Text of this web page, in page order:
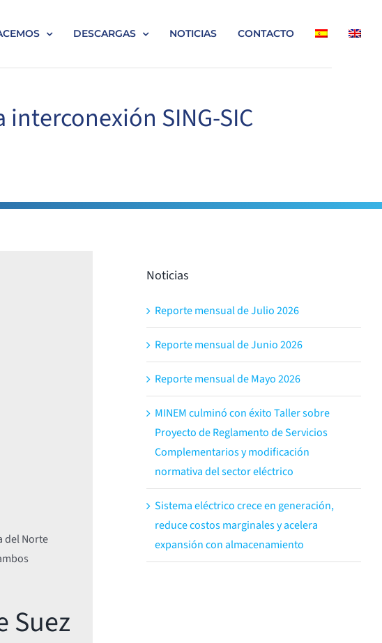
DESCARGAS NOTICIAS CONTACTO
SING-SIC
del Norte
Suez
Noticias
Reporte mensual de Julio 2026
Reporte mensual de Junio 2026
Reporte mensual de Mayo 2026
MINEM culminó con éxito Taller sobre
Proyecto de Reglamento de Servicios
Complementarios y modificación
normativa del sector eléctrico
Sistema eléctrico crece en generación,
reduce costos marginales y acelera
expansión con almacenamiento